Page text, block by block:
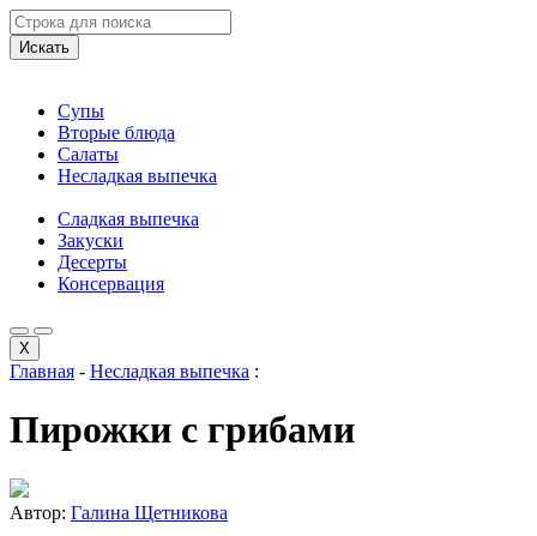
Искать
Супы
Вторые блюда
Салаты
Несладкая выпечка
Сладкая выпечка
Закуски
Десерты
Консервация
X
Главная - Несладкая выпечка :
Пирожки с грибами
Автор: Галина Щетникова